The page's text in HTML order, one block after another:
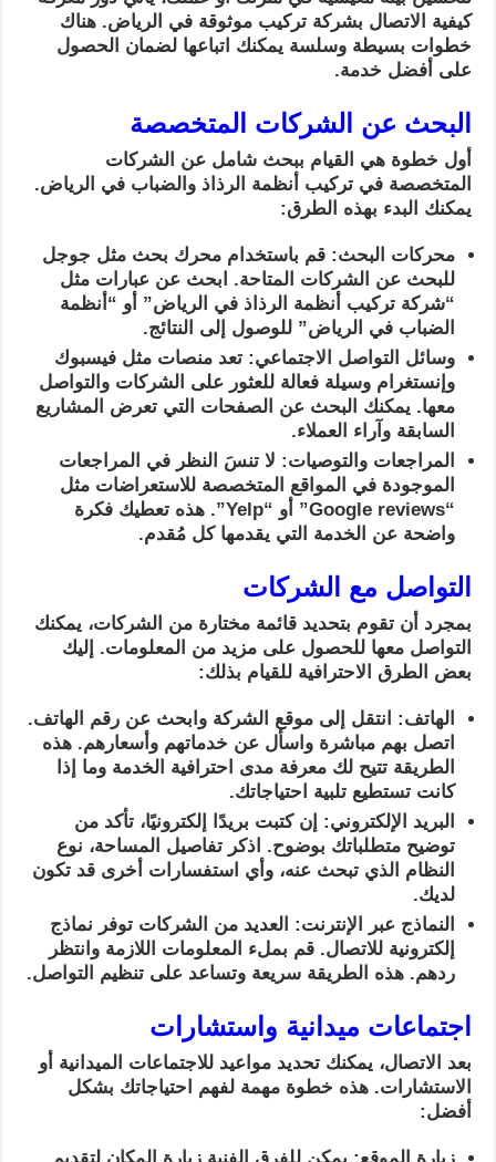
كيفية الاتصال بشركة تركيب موثوقة في الرياض. هناك
خطوات بسيطة وسلسة يمكنك اتباعها لضمان الحصول
على أفضل خدمة.
البحث عن الشركات المتخصصة
أول خطوة هي القيام ببحث شامل عن الشركات
المتخصصة في تركيب أنظمة الرذاذ والضباب في الرياض.
يمكنك البدء بهذه الطرق:
محركات البحث: قم باستخدام محرك بحث مثل جوجل
للبحث عن الشركات المتاحة. ابحث عن عبارات مثل
“شركة تركيب أنظمة الرذاذ في الرياض” أو “أنظمة
الضباب في الرياض” للوصول إلى النتائج.
وسائل التواصل الاجتماعي: تعد منصات مثل فيسبوك
وإنستغرام وسيلة فعالة للعثور على الشركات والتواصل
معها. يمكنك البحث عن الصفحات التي تعرض المشاريع
السابقة وآراء العملاء.
المراجعات والتوصيات: لا تنسَ النظر في المراجعات
الموجودة في المواقع المتخصصة للاستعراضات مثل
“Google reviews” أو “Yelp”. هذه تعطيك فكرة
واضحة عن الخدمة التي يقدمها كل مُقدم.
التواصل مع الشركات
بمجرد أن تقوم بتحديد قائمة مختارة من الشركات، يمكنك
التواصل معها للحصول على مزيد من المعلومات. إليك
بعض الطرق الاحترافية للقيام بذلك:
الهاتف: انتقل إلى موقع الشركة وابحث عن رقم الهاتف.
اتصل بهم مباشرة واسأل عن خدماتهم وأسعارهم. هذه
الطريقة تتيح لك معرفة مدى احترافية الخدمة وما إذا
كانت تستطيع تلبية احتياجاتك.
البريد الإلكتروني: إن كتبت بريدًا إلكترونيًا، تأكد من
توضيح متطلباتك بوضوح. اذكر تفاصيل المساحة، نوع
النظام الذي تبحث عنه، وأي استفسارات أخرى قد تكون
لديك.
النماذج عبر الإنترنت: العديد من الشركات توفر نماذج
إلكترونية للاتصال. قم بملء المعلومات اللازمة وانتظر
ردهم. هذه الطريقة سريعة وتساعد على تنظيم التواصل.
اجتماعات ميدانية واستشارات
بعد الاتصال، يمكنك تحديد مواعيد للاجتماعات الميدانية أو
الاستشارات. هذه خطوة مهمة لفهم احتياجاتك بشكل
أفضل: